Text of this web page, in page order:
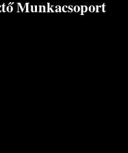
Munkacsoport